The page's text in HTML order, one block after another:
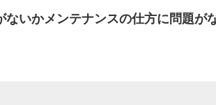
ないかメンテナンスの仕方に問題が